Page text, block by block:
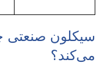
سیکلون صنعتی
می‌کند؟